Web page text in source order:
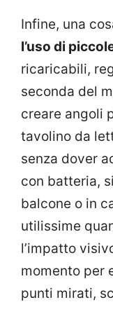
Infine, una
l’uso di
ricaricabili,
seconda del
creare angoli
tavolino da
senza dover
con batteria,
balcone o in
utilissime
l’impatto
momento per
punti mirati,